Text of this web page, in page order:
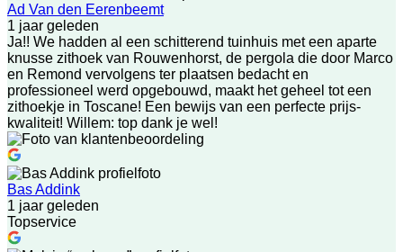
Ad Van den Eerenbeemt
1 jaar geleden
Ja!! We hadden al een schitterend tuinhuis met een aparte
knusse zithoek van Rouwenhorst, de pergola die door Marco
en Remond vervolgens ter plaatsen bedacht en
professioneel werd opgebouwd, maakt het geheel tot een
zithoekje in Toscane! Een bewijs van een perfecte prijs-
kwaliteit! Willem: top dank je wel!
Bas Addink
1 jaar geleden
Topservice